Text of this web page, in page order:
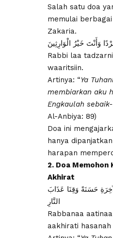
Salah satu doa
memulai
Zakaria.
وَأَنْتَ خَيْرُ الْوَارِثِينَ
Rabbi laa
waaritsiin.
Artinya: “Ya
membiarkan aku
Engkaulah
Al-Anbiya: 89)
Doa ini
hanya
harapan
2. Doa Memohon
Akhirat
حَسَنَةً وَقِنَا عَذَابَ
النَّارِ
Rabbanaa
aakhirati hasanah